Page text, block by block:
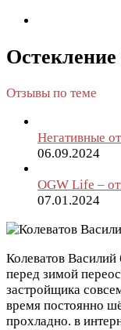
Отзывы по теме
Негативные
06.09.2024
OGW Life –
07.01.2024
Колеватов Василий
перед зимой
застройщика
время постоянно
прохладно. в